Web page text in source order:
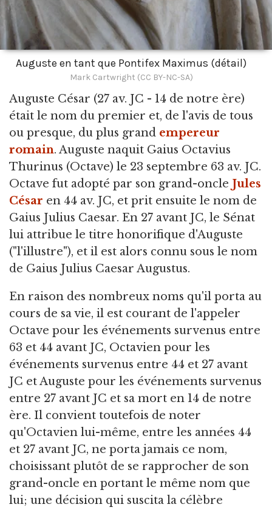
Auguste en tant que Pontifex Maximus (détail)
Mark Cartwright (CC BY-NC-SA)
Auguste César (27 av. JC - 14 de notre ère)
était le nom du premier et, de l'avis de tous
ou presque, du plus grand empereur
romain. Auguste naquit Gaius Octavius
Thurinus (Octave) le 23 septembre 63 av. JC.
Octave fut adopté par son grand-oncle Jules
César en 44 av. JC, et prit ensuite le nom de
Gaius Julius Caesar. En 27 avant JC, le Sénat
lui attribue le titre honorifique d'Auguste
("l'illustre"), et il est alors connu sous le nom
de Gaius Julius Caesar Augustus.
En raison des nombreux noms qu'il porta au
cours de sa vie, il est courant de l'appeler
Octave pour les événements survenus entre
63 et 44 avant JC, Octavien pour les
événements survenus entre 44 et 27 avant
JC et Auguste pour les événements survenus
entre 27 avant JC et sa mort en 14 de notre
ère. Il convient toutefois de noter
qu'Octavien lui-même, entre les années 44
et 27 avant JC, ne porta jamais ce nom,
choisissant plutôt de se rapprocher de son
grand-oncle en portant le même nom que
lui; une décision qui suscita la célèbre